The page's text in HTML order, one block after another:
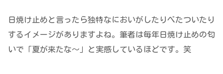
日焼け止めと言ったら独特なにおいがしたりべたついたり
するイメージがありますよね。筆者は毎年日焼け止めの匂
いで「夏が来たな～」と実感しているほどです。笑